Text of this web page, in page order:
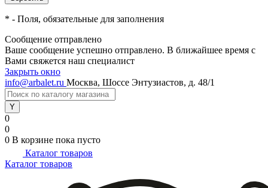
* - Поля, обязательные для заполнения
Сообщение отправлено
Ваше сообщение успешно отправлено. В ближайшее время с
Вами свяжется наш специалист
Закрыть окно
info@arbalet.ru Москва, Шоссе Энтузиастов, д. 48/1
0
0
0 В корзине пока пусто
Каталог товаров
Каталог товаров